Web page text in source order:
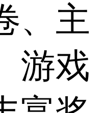
、主
游戏